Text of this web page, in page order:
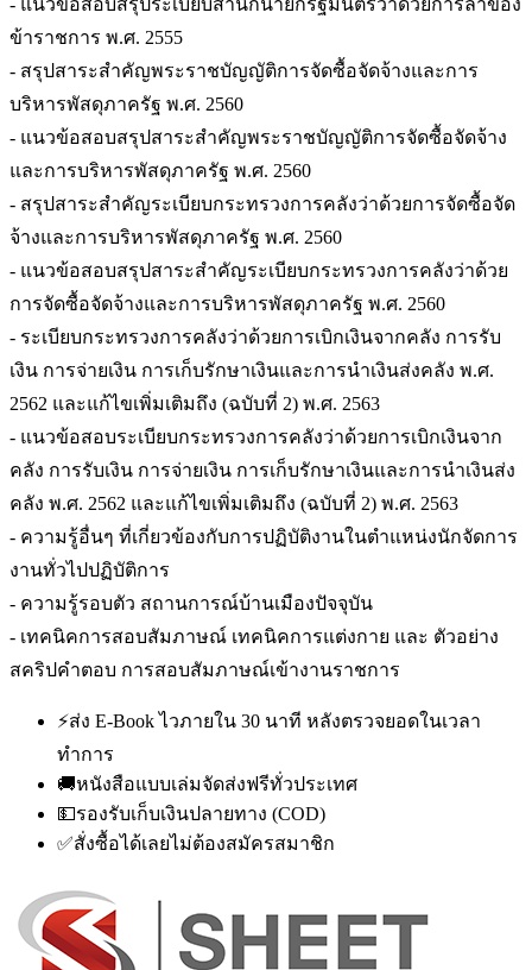
- แนวข้อสอบสรุประเบียบสำนักนายกรัฐมนตรีว่าด้วยการลาของ
ข้าราชการ พ.ศ. 2555
- สรุปสาระสำคัญพระราชบัญญัติการจัดซื้อจัดจ้างและการ
บริหารพัสดุภาครัฐ พ.ศ. 2560
- แนวข้อสอบสรุปสาระสำคัญพระราชบัญญัติการจัดซื้อจัดจ้าง
และการบริหารพัสดุภาครัฐ พ.ศ. 2560
- สรุปสาระสำคัญระเบียบกระทรวงการคลังว่าด้วยการจัดซื้อจัด
จ้างและการบริหารพัสดุภาครัฐ พ.ศ. 2560
- แนวข้อสอบสรุปสาระสำคัญระเบียบกระทรวงการคลังว่าด้วย
การจัดซื้อจัดจ้างและการบริหารพัสดุภาครัฐ พ.ศ. 2560
- ระเบียบกระทรวงการคลังว่าด้วยการเบิกเงินจากคลัง การรับ
เงิน การจ่ายเงิน การเก็บรักษาเงินและการนำเงินส่งคลัง พ.ศ.
2562 และแก้ไขเพิ่มเติมถึง (ฉบับที่ 2) พ.ศ. 2563
- แนวข้อสอบระเบียบกระทรวงการคลังว่าด้วยการเบิกเงินจาก
คลัง การรับเงิน การจ่ายเงิน การเก็บรักษาเงินและการนำเงินส่ง
คลัง พ.ศ. 2562 และแก้ไขเพิ่มเติมถึง (ฉบับที่ 2) พ.ศ. 2563
- ความรู้อื่นๆ ที่เกี่ยวข้องกับการปฏิบัติงานในตำแหน่งนักจัดการ
งานทั่วไปปฏิบัติการ
- ความรู้รอบตัว สถานการณ์บ้านเมืองปัจจุบัน
- เทคนิคการสอบสัมภาษณ์ เทคนิคการแต่งกาย และ ตัวอย่าง
สคริปคำตอบ การสอบสัมภาษณ์เข้างานราชการ
⚡ส่ง E-Book ไวภายใน 30 นาที หลังตรวจยอดในเวลา
ทำการ
🚚หนังสือแบบเล่มจัดส่งฟรีทั่วประเทศ
💵รองรับเก็บเงินปลายทาง (COD)
✅สั่งซื้อได้เลยไม่ต้องสมัครสมาชิก